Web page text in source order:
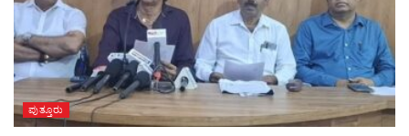
ಪುತ್ತೂರು